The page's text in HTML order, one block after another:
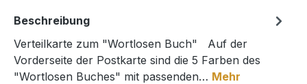
Beschreibung
Verteilkarte zum "Wortlosen Buch" Auf der
Vorderseite der Postkarte sind die 5 Farben des
"Wortlosen Buches" mit passenden… Mehr